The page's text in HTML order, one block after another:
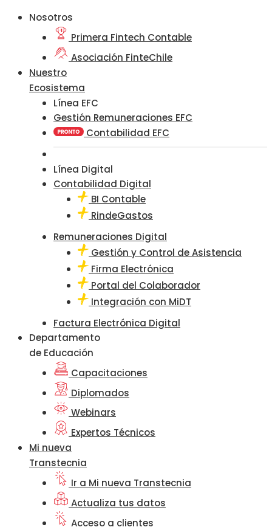
Nosotros
Primera Fintech Contable
Asociación FinteChile
Nuestro
Ecosistema
Línea EFC
Gestión Remuneraciones EFC
Contabilidad EFC
Línea Digital
Contabilidad Digital
BI Contable
RindeGastos
Remuneraciones Digital
Gestión y Control de Asistencia
Firma Electrónica
Portal del Colaborador
Integración con MiDT
Factura Electrónica Digital
Departamento
de Educación
Capacitaciones
Diplomados
Webinars
Expertos Técnicos
Mi nueva
Transtecnia
Ir a Mi nueva Transtecnia
Actualiza tus datos
Acceso a clientes